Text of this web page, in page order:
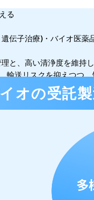
る
伝子治療)・バイオ医
と、高い清浄度を維持
送リスクを抑えつつ
た供給力」で、お客
オの受託